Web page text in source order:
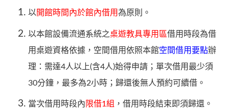
以開館時間內於館內借用為原則。
以本館設備流通系統之桌遊教具專用區借用時段為借
用桌遊資格依據，空間借用依照本館空間借用要點辦
理：需達4人以上(含4人)始得申請；單次借用最少須
30分鐘，最多為2小時；歸還後無人預約可續借。
當次借用時段內 限借1組 ，借用時段結束即須歸還。